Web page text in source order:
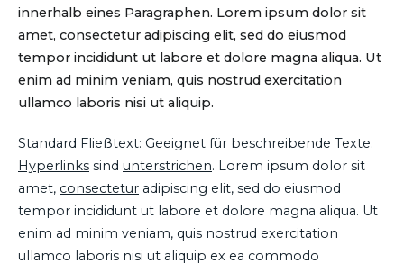
innerhalb eines Paragraphen. Lorem ipsum dolor sit
amet, consectetur adipiscing elit, sed do eiusmod
tempor incididunt ut labore et dolore magna aliqua. Ut
enim ad minim veniam, quis nostrud exercitation
ullamco laboris nisi ut aliquip.
Standard Fließtext: Geeignet für beschreibende Texte.
Hyperlinks sind unterstrichen. Lorem ipsum dolor sit
amet, consectetur adipiscing elit, sed do eiusmod
tempor incididunt ut labore et dolore magna aliqua. Ut
enim ad minim veniam, quis nostrud exercitation
ullamco laboris nisi ut aliquip ex ea commodo